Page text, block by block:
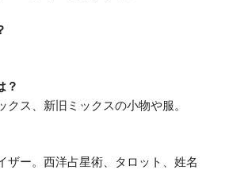
？
クス、新旧ミックスの小物や服。
ザー。西洋占星術、タロット、姓名